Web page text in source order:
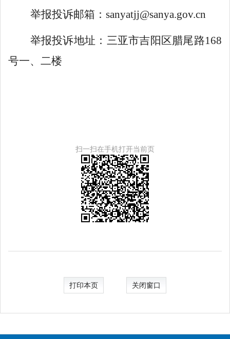
举报投诉邮箱： sanyatjj@sanya.gov.cn
举报投诉地址：三亚市吉阳区腊尾路168
号一、二楼
扫一扫在手机打开当前页
打印本页 关闭窗口